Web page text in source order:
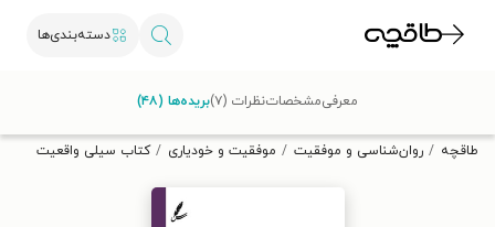
دسته‌بندی‌ها
تخفیف از طاقچه دریافت کن.
طاقچه روان‌شناسی و موفقیت موفقیت و خودیاری کتاب سیلی واقعیت
معرفیمشخصاتنظرات (۷) بریده‌ها (۴۸)